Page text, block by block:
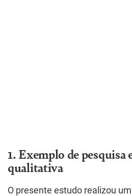
1. Exemplo de
qualitativa
O presente estudo realizou